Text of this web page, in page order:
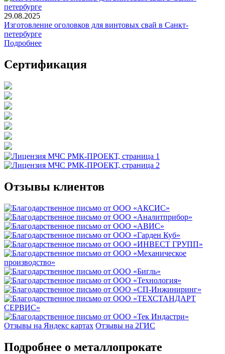
29.08.2025
Изготовление оголовков для винтовых свай в Санкт-
петербурге
Подробнее
Сертификация
Отзывы клиентов
Отзывы на Яндекс картах Отзывы на 2ГИС
Подробнее о металлопрокате